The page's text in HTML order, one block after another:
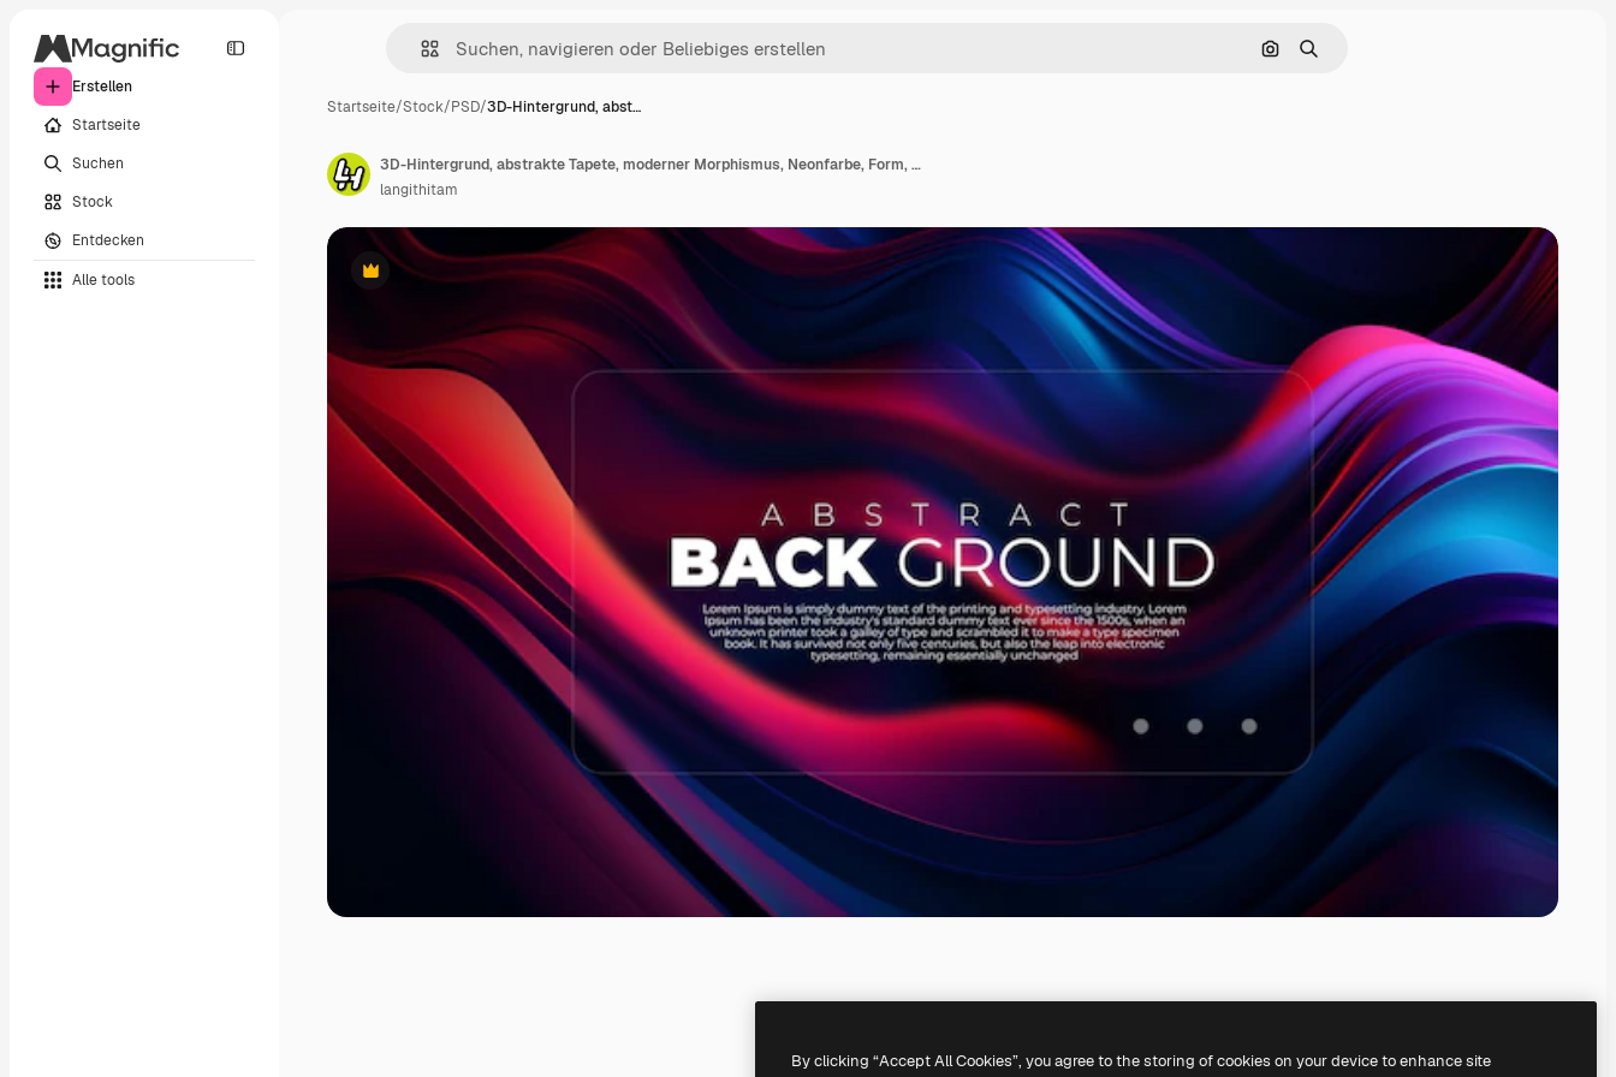
Erstellen
Startseite
Suchen
Stock
Entdecken
Alle tools
Nach Bild suchen
Suchen
Startseite/Stock/PSD/3D-Hintergrund, abst…
Premium
3D-Hintergrund, abstrakte Tapete, moderner Morphismus, Neonfarbe, Form, flüssige Welle
langithitam
By clicking “Accept All Cookies”, you agree to the storing of cookies on your device to enhance site